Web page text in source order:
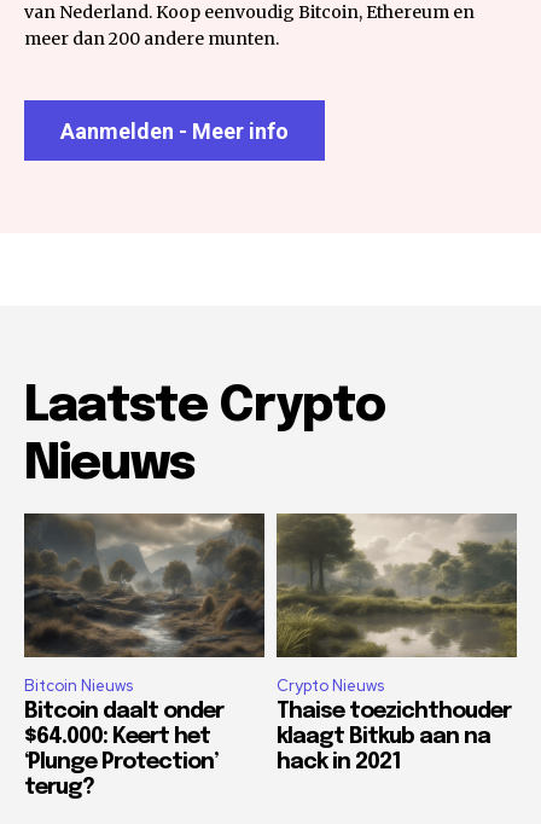
van Nederland. Koop eenvoudig Bitcoin, Ethereum en
meer dan 200 andere munten.
Aanmelden - Meer info
Laatste Crypto
Nieuws
Bitcoin Nieuws
Bitcoin daalt onder
$64.000: Keert het
‘Plunge Protection’
terug?
Crypto Nieuws
Thaise toezichthouder
klaagt Bitkub aan na
hack in 2021